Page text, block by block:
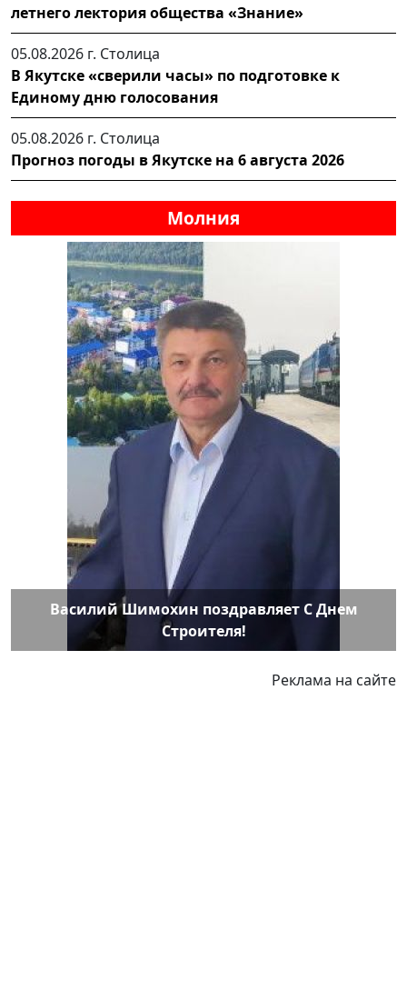
летнего лектория общества «Знание»
05.08.2026 г. Столица
В Якутске «сверили часы» по подготовке к
Единому дню голосования
05.08.2026 г. Столица
Прогноз погоды в Якутске на 6 августа 2026
Молния
Василий Шимохин поздравляет С Днем
Строителя!
Реклама на сайте